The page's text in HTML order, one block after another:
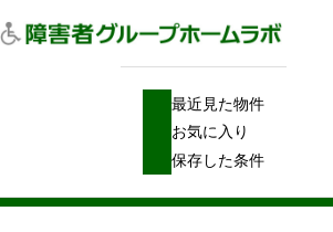
最近見た物件
お気に入り
保存した条件
特別障害者手当の支給内容や認定基準、
特別障害者手当の支給内容や
得制限、必要書類の中身